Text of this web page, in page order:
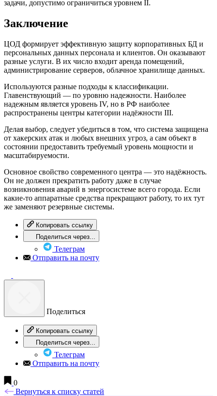
задачи, допустимо ограничиться уровнем II.
Заключение
ЦОД формирует эффективную защиту корпоративных БД и
персональных данных персонала и клиентов. Он оказывают
разные услуги. В их число входит аренда помещений,
администрирование серверов, облачное хранилище данных.
Используются разные подходы к классификации.
Главенствующий — по уровню надежности. Наиболее
надежным является уровень IV, но в РФ наиболее
распространены центры категории надёжности III.
Делая выбор, следует убедиться в том, что система защищена
от хакерских атак и любых внешних угроз, а сам объект в
состоянии предоставить требуемый уровень мощности и
масштабируемости.
Основное свойство современного центра — это надёжность.
Он не должен прекратить работу даже в случае
возникновения аварий в энергосистеме всего города. Если
какие-то аппаратные средства прекращают работу, то их тут
же заменяют резервные системы.
Копировать ссылку
Поделиться через...
Телеграм
Отправить на почту
Поделиться
Копировать ссылку
Поделиться через...
Телеграм
Отправить на почту
0
Вернуться к списку статей